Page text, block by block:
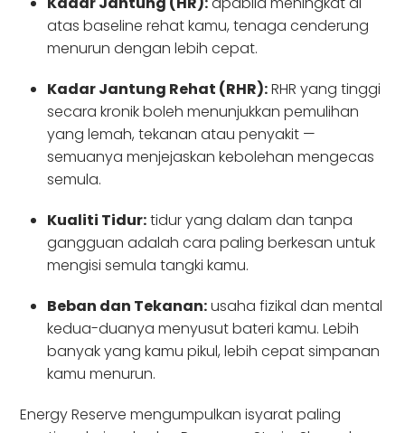
atas baseline rehat kamu, tenaga cenderung
menurun dengan lebih cepat.
Kadar Jantung Rehat (RHR):RHR yang tinggi
secara kronik boleh menunjukkan pemulihan
yang lemah, tekanan atau penyakit —
semuanya menjejaskan kebolehan mengecas
semula.
Kualiti Tidur:tidur yang dalam dan tanpa
gangguan adalah cara paling berkesan untuk
mengisi semula tangki kamu.
Beban dan Tekanan:usaha fizikal dan mental
kedua-duanya menyusut bateri kamu. Lebih
banyak yang kamu pikul, lebih cepat simpanan
kamu menurun.
Energy Reserve mengumpulkan isyarat paling